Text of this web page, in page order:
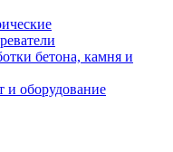
бетона, камня и
и оборудование